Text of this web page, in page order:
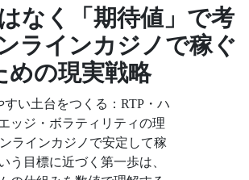
はなく「期待値」で考
ラインカジノで稼ぐ
めの現実戦略
すい土台をつくる：RTP・ハ
ッジ・ボラティリティの理
ラインカジノで安定して稼
う目標に近づく第一歩は、